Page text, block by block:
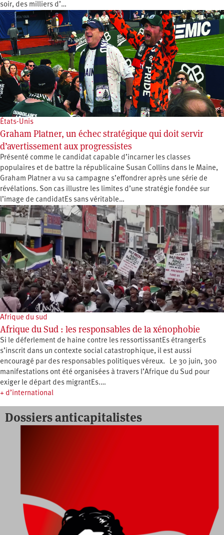
soir, des milliers d’…
États-Unis
Graham Platner, un échec stratégique qui doit servir
d’avertissement aux progressistes
Présenté comme le candidat capable d’incarner les classes
populaires et de battre la républicaine Susan Collins dans le Maine,
Graham Platner a vu sa campagne s’effondrer après une série de
révélations. Son cas illustre les limites d’une stratégie fondée sur
l’image de candidatEs sans véritable…
Afrique du sud
Afrique du Sud : les responsables de la xénophobie
Si le déferlement de haine contre les ressortissantEs étrangerEs
s’inscrit dans un contexte social catastrophique, il est aussi
encouragé par des responsables politiques véreux. Le 30 juin, 300
manifestations ont été organisées à travers l’Afrique du Sud pour
exiger le départ des migrantEs.…
+ d’international
Dossiers anticapitalistes